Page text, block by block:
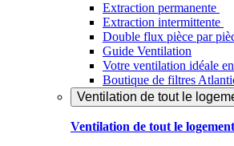
Extraction permanente
Extraction intermittente
Double flux pièce par
Guide Ventilation
Votre ventilation idéale
Boutique de filtres
Ventilation de tout le
Ventilation de tout le logement